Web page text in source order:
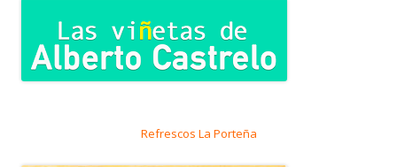
Refrescos La Porteña